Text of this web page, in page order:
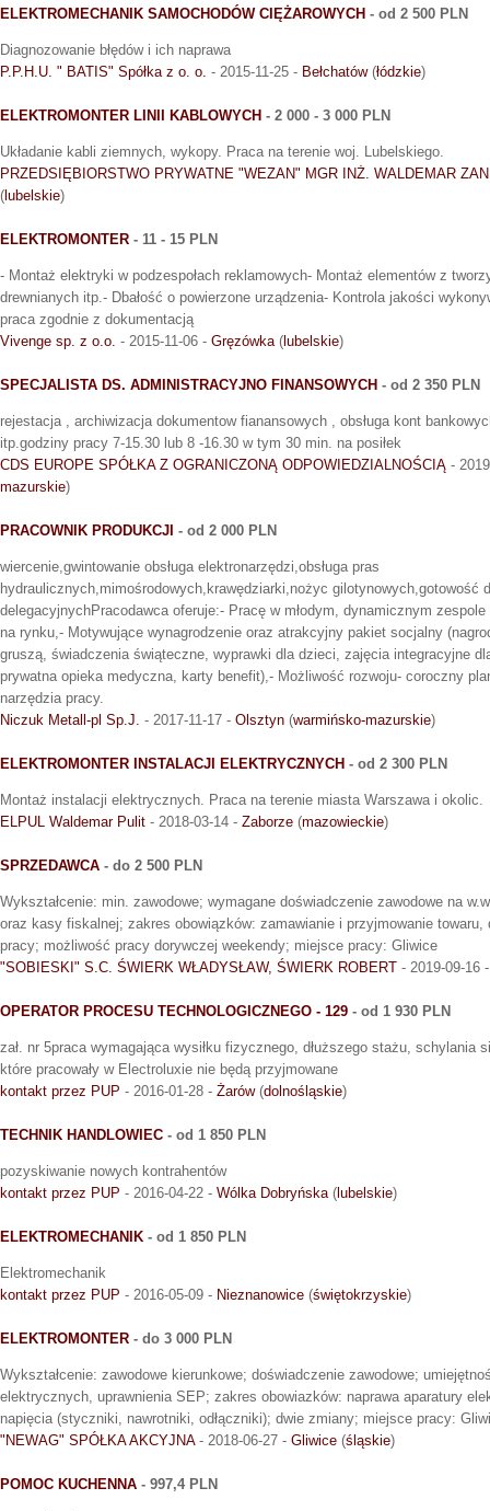
ELEKTROMECHANIK SAMOCHODÓW CIĘŻAROWYCH - od 2 500 PLN
Diagnozowanie błędów i ich naprawa
P.P.H.U. " BATIS" Spółka z o. o. - 2015-11-25 - Bełchatów(łódzkie)
ELEKTROMONTER LINII KABLOWYCH - 2 000 - 3 000 PLN
Układanie kabli ziemnych, wykopy. Praca na terenie woj. Lubelskiego.
PRZEDSIĘBIORSTWO PRYWATNE "WEZAN" MGR INŻ. WALDEMAR
( lubelskie)
ELEKTROMONTER - 11 - 15 PLN
- Montaż elektryki w podzespołach reklamowych- Montaż elementów z
drewnianych itp.- Dbałość o powierzone urządzenia- Kontrola jakości
praca zgodnie z dokumentacją
Vivenge sp. z o.o. - 2015-11-06 - Gręzówka( lubelskie)
SPECJALISTA DS. ADMINISTRACYJNO FINANSOWYCH - od 2 350 PLN
rejestacja , archiwizacja dokumentow fianansowych , obsługa kont
itp.godziny pracy 7-15.30 lub 8 -16.30 w tym 30 min. na posiłek
CDS EUROPE SPÓŁKA Z OGRANICZONĄ ODPOWIEDZIALNOŚCIĄ -
mazurskie)
PRACOWNIK PRODUKCJI - od 2 000 PLN
wiercenie,gwintowanie obsługa elektronarzędzi,obsługa pras
hydraulicznych,mimośrodowych,krawędziarki,nożyc gilotynowych,gotowość
delegacyjnychPracodawca oferuje:- Pracę w młodym, dynamicznym
na rynku,- Motywujące wynagrodzenie oraz atrakcyjny pakiet socjalny
gruszą, świadczenia świąteczne, wyprawki dla dzieci, zajęcia integracyjne
prywatna opieka medyczna, karty benefit),- Możliwość rozwoju- coroczny
narzędzia pracy.
Niczuk Metall-pl Sp.J. - 2017-11-17 - Olsztyn (warmińsko-mazurskie)
ELEKTROMONTER INSTALACJI ELEKTRYCZNYCH - od 2 300 PLN
Montaż instalacji elektrycznych. Praca na terenie miasta Warszawa i okolic.
ELPUL Waldemar Pulit - 2018-03-14 - Zaborze (mazowieckie)
SPRZEDAWCA - do 2 500 PLN
Wykształcenie: min. zawodowe; wymagane doświadczenie zawodowe na
oraz kasy fiskalnej; zakres obowiązków: zamawianie i przyjmowanie
pracy; możliwość pracy dorywczej weekendy; miejsce pracy: Gliwice
"SOBIESKI" S.C. ŚWIERK WŁADYSŁAW, ŚWIERK ROBERT - 2019-09-16
OPERATOR PROCESU TECHNOLOGICZNEGO - 129 - od 1 930 PLN
zał. nr 5praca wymagająca wysiłku fizycznego, dłuższego stażu, schylania
które pracowały w Electroluxie nie będą przyjmowane
kontakt przez PUP - 2016-01-28 - Żarów(dolnośląskie)
TECHNIK HANDLOWIEC - od 1 850 PLN
pozyskiwanie nowych kontrahentów
kontakt przez PUP - 2016-04-22 - Wólka Dobryńska( lubelskie)
ELEKTROMECHANIK - od 1 850 PLN
Elektromechanik
kontakt przez PUP - 2016-05-09 - Nieznanowice (świętokrzyskie)
ELEKTROMONTER - do 3 000 PLN
Wykształcenie: zawodowe kierunkowe; doświadczenie zawodowe;
elektrycznych, uprawnienia SEP; zakres obowiazków: naprawa aparatury
napięcia (styczniki, nawrotniki, odłączniki); dwie zmiany; miejsce pracy:
"NEWAG" SPÓŁKA AKCYJNA- 2018-06-27 - Gliwice (śląskie)
POMOC KUCHENNA - 997,4 PLN